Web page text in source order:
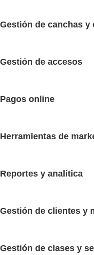
Gestión de canchas y
Gestión de accesos
Pagos online
Herramientas de
Reportes y analítica
Gestión de clientes y
Gestión de clases y